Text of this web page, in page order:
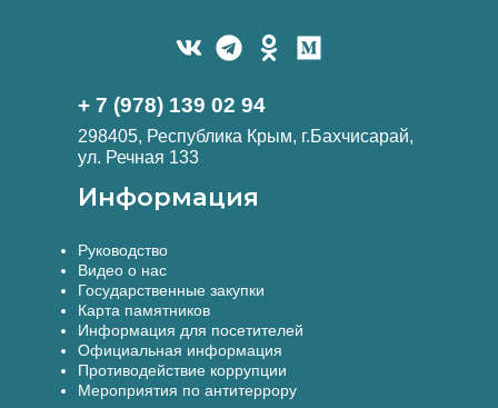
+ 7 (978) 139 02 94
298405, Республика Крым, г.Бахчисарай,
ул. Речная 133
Информация
Руководство
Видео о нас
Государственные закупки
Карта памятников
Информация для посетителей
Официальная информация
Противодействие коррупции
Мероприятия по антитеррору